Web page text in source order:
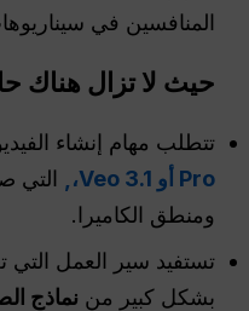
المنافسين في
حيث لا تزال هناك
تتطلب مهام إنشاء
Pro أو Veo 3.1،,
التي
ومنطق الكاميرا.
تستفيد سير العمل التي
بشكل كبير من نماذج